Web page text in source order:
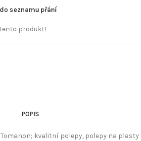
seznamu přání
produkt!
POPIS
kvalitní polepy, polepy na plasty